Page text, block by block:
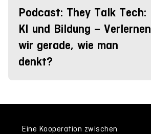
Podcast: They Talk Tech:
KI und Bildung – Verlernen
wir gerade, wie man
denkt?
Eine Kooperation zwischen